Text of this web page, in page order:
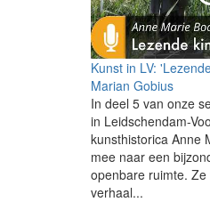
Kunst in LV:
Marian Gobius
In deel 5 van onze
in Leidschendam-
kunsthistorica Anne
mee naar een
openbare ruimte.
verhaal...